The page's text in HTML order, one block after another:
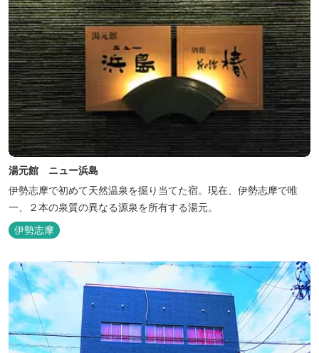
湯元館 ニュー浜島
伊勢志摩で初めて天然温泉を掘り当てた宿。現在、伊勢志摩で唯
一、２本の泉質の異なる源泉を所有する湯元。
伊勢志摩